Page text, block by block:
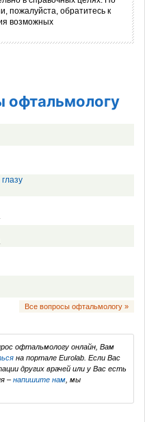
пожалуйста, обратитесь к
возможных
офтальмологу
Все вопросы офтальмологу »
офтальмологу онлайн, Вам
на портале Eurolab. Если Вас
других врачей или у Вас есть
– напишите нам , мы